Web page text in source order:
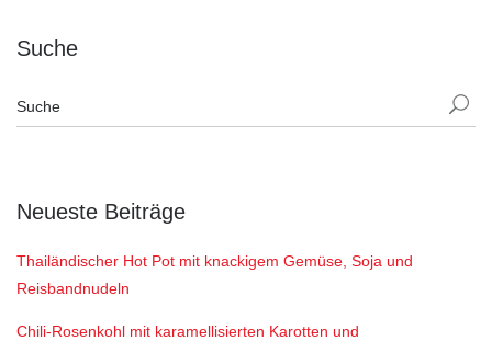
Suche
Neueste Beiträge
Thailändischer Hot Pot mit knackigem Gemüse, Soja und
Reisbandnudeln
Chili-Rosenkohl mit karamellisierten Karotten und